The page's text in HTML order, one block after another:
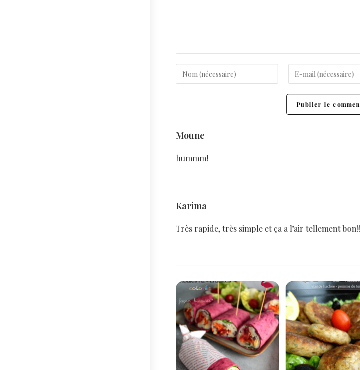
Moune
hummm!
Karima
Très rapide, très simple et ça a l’air tellement